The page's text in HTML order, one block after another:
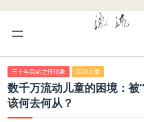
三十年目睹之怪现象 流动儿童
数千万流动儿童的困境：被
该何去何从？